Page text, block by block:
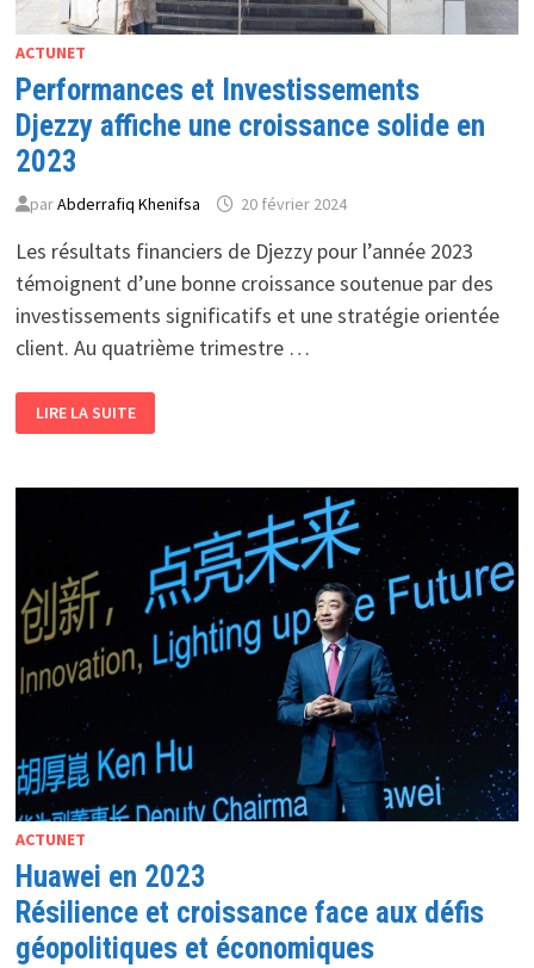
ACTUNET
Performances et Investissements
Djezzy affiche une croissance solide en
2023
parAbderrafiq Khenifsa 20 février 2024
Les résultats financiers de Djezzy pour l’année 2023
témoignent d’une bonne croissance soutenue par des
investissements significatifs et une stratégie orientée
client. Au quatrième trimestre …
ET
INVESTISSEMENTS
UNE
EN
LIRE LA SUITE
ACTUNET
Huawei en 2023
Résilience et croissance face aux défis
géopolitiques et économiques